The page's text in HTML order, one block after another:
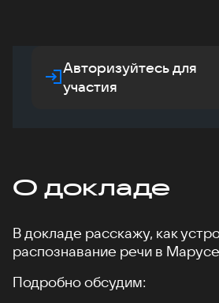
Авторизуйтесь для
участия
О докладе
В докладе расскажу, как
распознавание речи в
Подробно обсудим: